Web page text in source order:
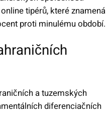
tipérů, které znamená
proti minulému období.
a tuzemských
diferenciačních